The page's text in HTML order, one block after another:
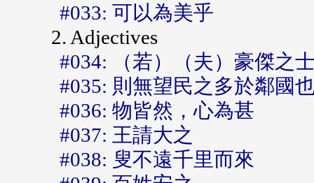
#033: 可以為美乎
2. Adjectives
#034: （若）（夫）豪傑之
#035: 則無望民之多於鄰國
#036: 物皆然，心為甚
#037: 王請大之
#038: 叟不遠千里而來